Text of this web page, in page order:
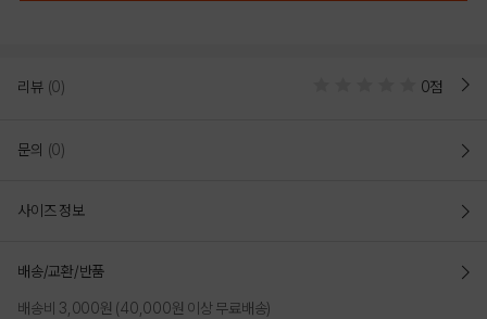
제공.
리뷰 (0) 0점
문의 (0)
사이즈 정보
배송/교환/반품
배송비 3,000원 (40,000원 이상 무료배송)